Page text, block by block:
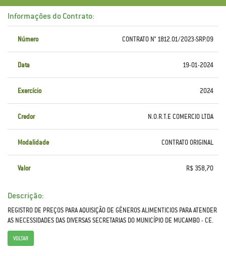
Informações do Contrato:
Número CONTRATO N° 1812.01/2023-SRP.09
Data 19-01-2024
Exercício 2024
Credor N.O.R.T.E COMERCIO LTDA
Modalidade CONTRATO ORIGINAL
Valor R$ 358,70
Descrição:
REGISTRO DE PREÇOS PARA AQUISIÇÃO DE GÊNEROS ALIMENTICIOS PARA ATENDER
AS NECESSIDADES DAS DIVERSAS SECRETARIAS DO MUNICÍPIO DE MUCAMBO - CE.
VOLTAR